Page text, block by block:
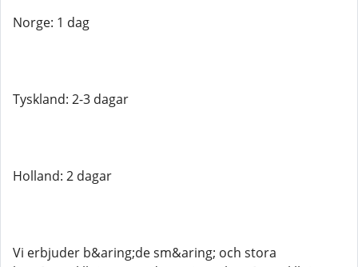
Norge: 1 dag
Tyskland: 2-3 dagar
Holland: 2 dagar
Vi erbjuder b&aring;de sm&aring; och stora